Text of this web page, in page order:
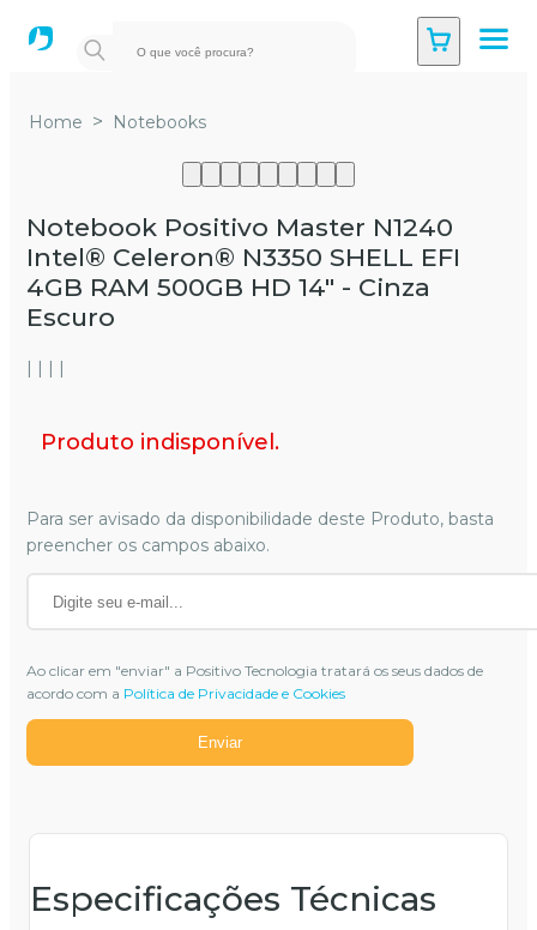
Home > Notebooks
Notebook Positivo Master N1240
Intel® Celeron® N3350 SHELL EFI
4GB RAM 500GB HD 14" - Cinza
Escuro
| | | |
Produto indisponível.
Para ser avisado da disponibilidade deste Produto, basta
preencher os campos abaixo.
Ao clicar em "enviar" a Positivo Tecnologia tratará os seus dados de
acordo com a Política de Privacidade e Cookies
Enviar
Especificações Técnicas